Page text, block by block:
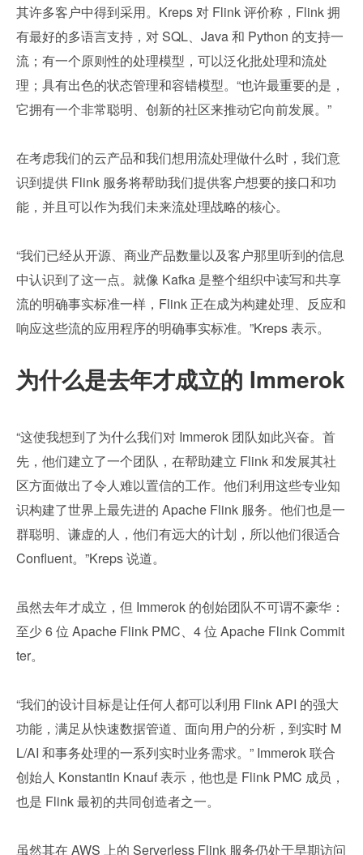
其许多客户中得到采用。Kreps 对 Flink 评价称，Flink 拥
有最好的多语言支持，对 SQL、Java 和 Python 的支持一
流；有一个原则性的处理模型，可以泛化批处理和流处
理；具有出色的状态管理和容错模型。“也许最重要的是，
它拥有一个非常聪明、创新的社区来推动它向前发展。”
在考虑我们的云产品和我们想用流处理做什么时，我们意
识到提供 Flink 服务将帮助我们提供客户想要的接口和功
能，并且可以作为我们未来流处理战略的核心。
“我们已经从开源、商业产品数量以及客户那里听到的信息
中认识到了这一点。就像 Kafka 是整个组织中读写和共享
流的明确事实标准一样，Flink 正在成为构建处理、反应和
响应这些流的应用程序的明确事实标准。”Kreps 表示。
为什么是去年才成立的 Immerok
“这使我想到了为什么我们对 Immerok 团队如此兴奋。首
先，他们建立了一个团队，在帮助建立 Flink 和发展其社
区方面做出了令人难以置信的工作。他们利用这些专业知
识构建了世界上最先进的 Apache Flink 服务。他们也是一
群聪明、谦虚的人，他们有远大的计划，所以他们很适合
Confluent。”Kreps 说道。
虽然去年才成立，但 Immerok 的创始团队不可谓不豪华：
至少 6 位 Apache Flink PMC、4 位 Apache Flink Commit
ter。
“我们的设计目标是让任何人都可以利用 Flink API 的强大
功能，满足从快速数据管道、面向用户的分析，到实时 M
L/AI 和事务处理的一系列实时业务需求。” Immerok 联合
创始人 Konstantin Knauf 表示，他也是 Flink PMC 成员，
也是 Flink 最初的共同创造者之一。
虽然其在 AWS 上的 Serverless Flink 服务仍处于早期访问